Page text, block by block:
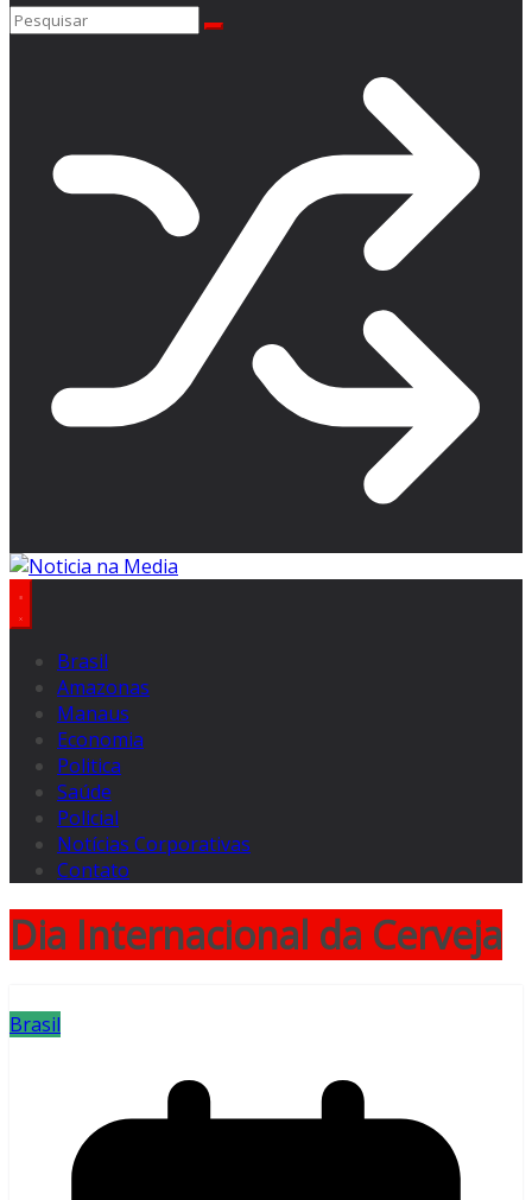
Brasil
Amazonas
Manaus
Economia
Politica
Saúde
Policial
Notícias Corporativas
Contato
Dia Internacional da Cerveja
Brasil